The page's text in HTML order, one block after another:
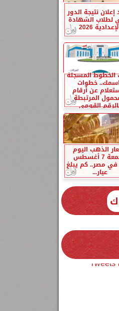
نتيجة الدور
لطلاب الشهادة
2026
الخطوط المسجلة
خطوات
عن أرقام
المرتبطة
القومي
الذهب اليوم
الجمعة 7 أغسطس
2026 في مصر.. كم يبلغ
عيار...